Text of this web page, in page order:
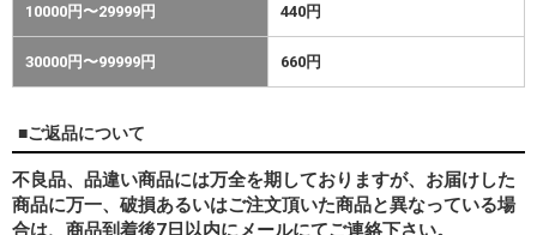
10000円〜29999円 440円
30000円〜99999円 660円
■ご返品について
不良品、品違い商品には万全を期しておりますが、お届けした
商品に万一、破損あるいはご注文頂いた商品と異なっている場
合は、商品到着後7日以内にメールにてご連絡下さい。